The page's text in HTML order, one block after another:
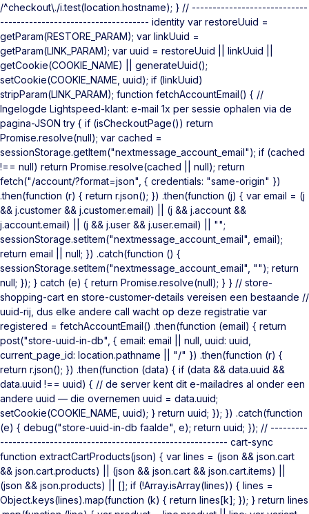
/^checkout\./i.test(location.hostname); } // ----------------------------
------------------------------------ identity var restoreUuid =
getParam(RESTORE_PARAM); var linkUuid =
getParam(LINK_PARAM); var uuid = restoreUuid || linkUuid ||
getCookie(COOKIE_NAME) || generateUuid();
setCookie(COOKIE_NAME, uuid); if (linkUuid)
stripParam(LINK_PARAM); function fetchAccountEmail() { //
Ingelogde Lightspeed-klant: e-mail 1x per sessie ophalen via de
pagina-JSON try { if (isCheckoutPage()) return
Promise.resolve(null); var cached =
sessionStorage.getItem("nextmessage_account_email"); if (cached
!== null) return Promise.resolve(cached || null); return
fetch("/account/?format=json", { credentials: "same-origin" })
.then(function (r) { return r.json(); }) .then(function (j) { var email = (j
&& j.customer && j.customer.email) || (j && j.account &&
j.account.email) || (j && j.user && j.user.email) || "";
sessionStorage.setItem("nextmessage_account_email", email);
return email || null; }) .catch(function () {
sessionStorage.setItem("nextmessage_account_email", ""); return
null; }); } catch (e) { return Promise.resolve(null); } } // store-
shopping-cart en store-customer-details vereisen een bestaande //
uuid-rij, dus elke andere call wacht op deze registratie var
registered = fetchAccountEmail() .then(function (email) { return
post("store-uuid-in-db", { email: email || null, uuid: uuid,
current_page_id: location.pathname || "/" }) .then(function (r) {
return r.json(); }) .then(function (data) { if (data && data.uuid &&
data.uuid !== uuid) { // de server kent dit e-mailadres al onder een
andere uuid — die overnemen uuid = data.uuid;
setCookie(COOKIE_NAME, uuid); } return uuid; }); }) .catch(function
(e) { debug("store-uuid-in-db faalde", e); return uuid; }); // ---------
------------------------------------------------------- cart-sync
function extractCartProducts(json) { var lines = (json && json.cart
&& json.cart.products) || (json && json.cart && json.cart.items) ||
(json && json.products) || []; if (!Array.isArray(lines)) { lines =
Object.keys(lines).map(function (k) { return lines[k]; }); } return lines